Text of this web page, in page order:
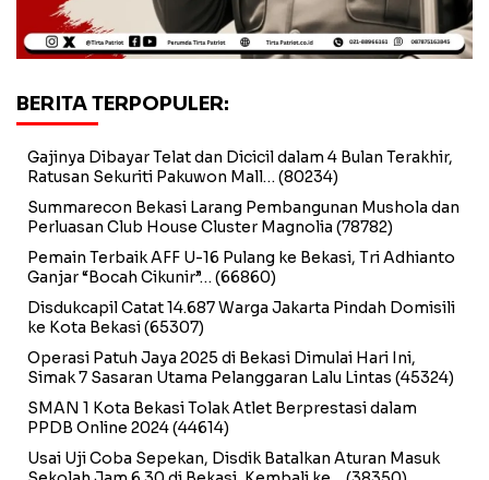
BERITA TERPOPULER:
Gajinya Dibayar Telat dan Dicicil dalam 4 Bulan Terakhir,
Ratusan Sekuriti Pakuwon Mall… (80234)
Summarecon Bekasi Larang Pembangunan Mushola dan
Perluasan Club House Cluster Magnolia (78782)
Pemain Terbaik AFF U-16 Pulang ke Bekasi, Tri Adhianto
Ganjar “Bocah Cikunir”… (66860)
Disdukcapil Catat 14.687 Warga Jakarta Pindah Domisili
ke Kota Bekasi(65307)
Operasi Patuh Jaya 2025 di Bekasi Dimulai Hari Ini,
Simak 7 Sasaran Utama Pelanggaran Lalu Lintas (45324)
SMAN 1 Kota Bekasi Tolak Atlet Berprestasi dalam
PPDB Online 2024(44614)
Usai Uji Coba Sepekan, Disdik Batalkan Aturan Masuk